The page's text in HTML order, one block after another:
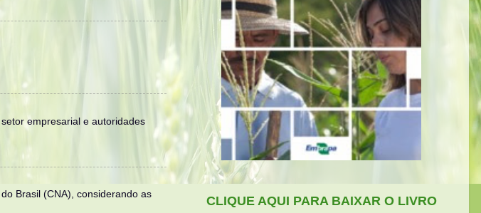
empresarial e autoridades
Brasil (CNA), considerando as
CLIQUE AQUI PARA BAIXAR O LIVRO